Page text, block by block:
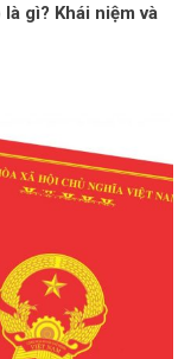
gì? Khái niệm và